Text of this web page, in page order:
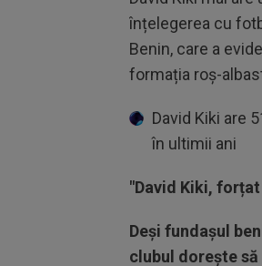
înțelegerea cu
Benin, care a
formația roș-
David Kiki are
în ultimii ani
"David Kiki, forțat
Deși fundașul
clubul dorește